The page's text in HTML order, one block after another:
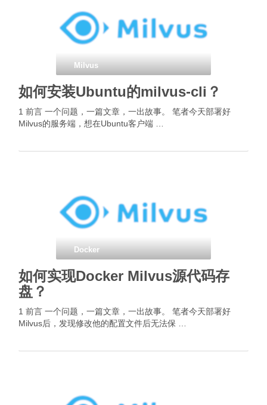
Milvus
如何安装Ubuntu的milvus-cli？
1 前言 一个问题，一篇文章，一出故事。 笔者今天部署好
Milvus的服务端，想在Ubuntu客户端 …
Docker
如何实现Docker Milvus源代码存
盘？
1 前言 一个问题，一篇文章，一出故事。 笔者今天部署好
Milvus后，发现修改他的配置文件后无法保 …